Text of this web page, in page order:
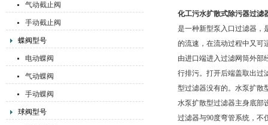
气动截止阀
手动截止阀
蝶阀型号
电动蝶阀
气动蝶阀
手动蝶阀
球阀型号
化工污水扩散式除污器过滤
是一种新型泵入口过滤器，
的流速，在流动过程中又可
由进口端进入过滤网筒外部
行排污。打开后端盖取出过
型过滤器没有的。水泵扩散
水泵扩散型过滤器主身底部
过滤器与90度弯管系统，不